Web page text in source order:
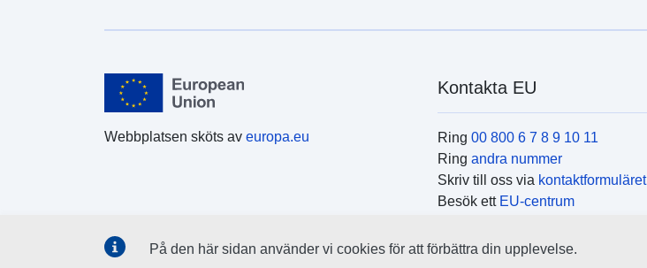
Webbplatsen sköts av europa.eu
Kontakta EU
Ring 00 800 6 7 8 9 10 11
Ring andra nummer
Skriv till oss via kontaktformuläret
Besök ett EU-centrum
På den här sidan använder vi cookies för att förbättra din upplevelse.